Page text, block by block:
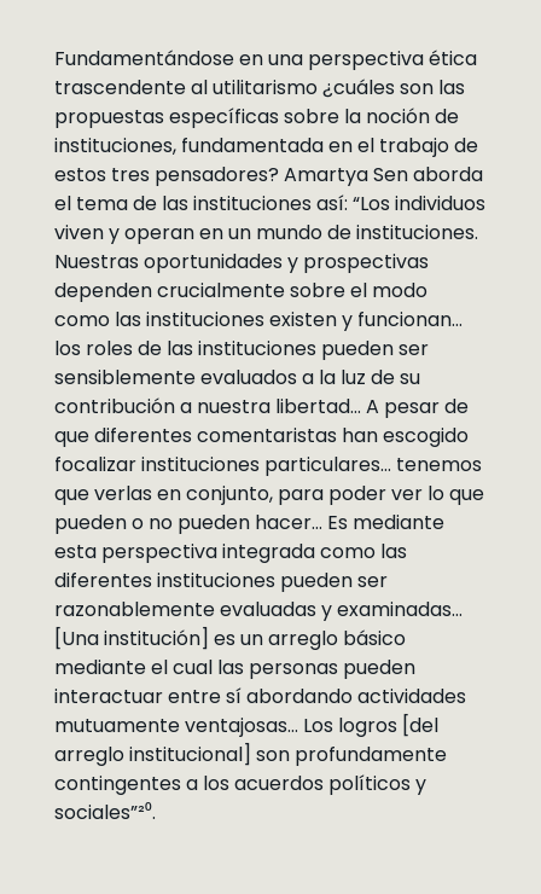
Fundamentándose en una perspectiva ética
trascendente al utilitarismo ¿cuáles son las
propuestas específicas sobre la noción de
instituciones, fundamentada en el trabajo de
estos tres pensadores? Amartya Sen aborda
el tema de las instituciones así: “Los individuos
viven y operan en un mundo de instituciones.
Nuestras oportunidades y prospectivas
dependen crucialmente sobre el modo
como las instituciones existen y funcionan…
los roles de las instituciones pueden ser
sensiblemente evaluados a la luz de su
contribución a nuestra libertad… A pesar de
que diferentes comentaristas han escogido
focalizar instituciones particulares… tenemos
que verlas en conjunto, para poder ver lo que
pueden o no pueden hacer… Es mediante
esta perspectiva integrada como las
diferentes instituciones pueden ser
razonablemente evaluadas y examinadas…
[Una institución] es un arreglo básico
mediante el cual las personas pueden
interactuar entre sí abordando actividades
mutuamente ventajosas… Los logros [del
arreglo institucional] son profundamente
contingentes a los acuerdos políticos y
sociales”²⁰.